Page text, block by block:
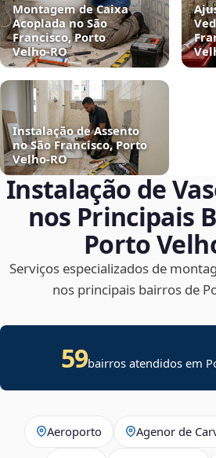
Montagem de Caixa
Acoplada no São
Francisco, Porto
Velho‑RO
Instalação de Assento
no São Francisco, Porto
Velho‑RO
Instalação de
nos Principais
Porto
Serviços especializados de
nos principais bairros de
59bairros atendidos em
Aeroporto Agenor de